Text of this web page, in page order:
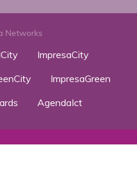
Networks
ImpresaCity
ImpresaGreen
AgendaIct